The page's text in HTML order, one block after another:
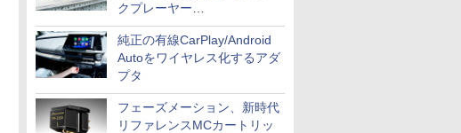
クプレーヤー
「Primo（2026）」
純正の有線CarPlay/Android
Autoをワイヤレス化するアダ
プタ
フェーズメーション、新時代
リファレンスMCカートリッ